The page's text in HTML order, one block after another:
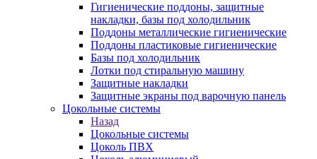
Гигиенические поддоны, защитные
накладки, базы под холодильник
Поддоны металлические гигиенические
Поддоны пластиковые гигиенические
Базы под холодильник
Лотки под стиральную машину
Защитные накладки
Защитные экраны под варочную панель
Цокольные системы
Назад
Цокольные системы
Цоколь ПВХ